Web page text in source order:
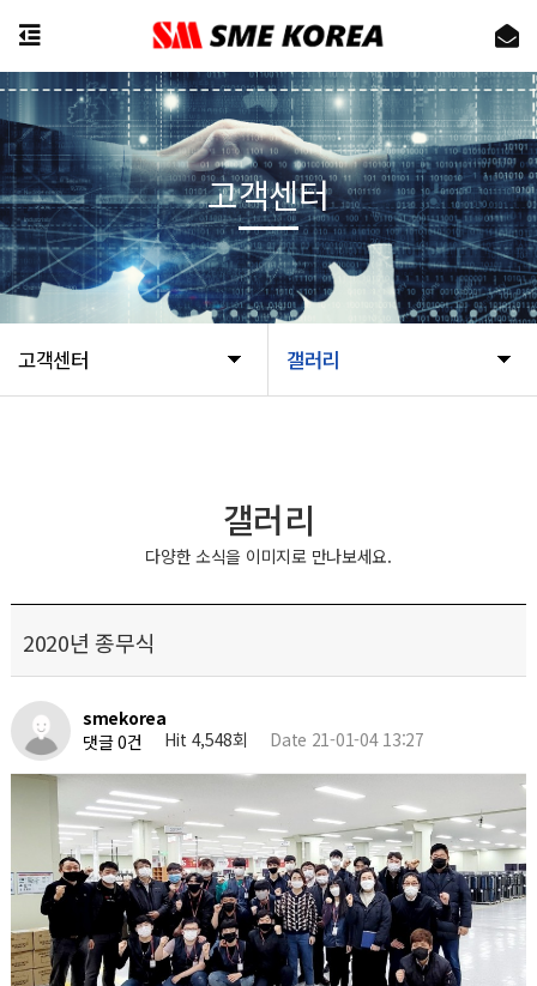
고객센터 갤러리
고객센터
갤러리
다양한 소식을 이미지로 만나보세요.
2020년 종무식
smekorea
댓글 0건
Hit 4,548회 Date 21-01-04 13:27